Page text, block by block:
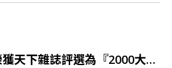
杰力連續八年榮獲天下雜誌評選為『2000大企業』